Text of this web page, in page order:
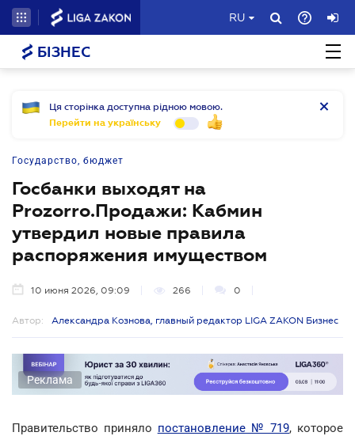
RU
БІЗНЕС
Ця сторінка доступна рідною мовою.
Перейти на українську
Государство, бюджет
Госбанки выходят на
Prozorro.Продажи: Кабмин
утвердил новые правила
распоряжения имуществом
10 июня 2026, 09:09 266 0
Автор: Александра Кознова, главный редактор LIGA ZAKON Бизнес
Реклама
Правительство приняло постановление № 719, которое